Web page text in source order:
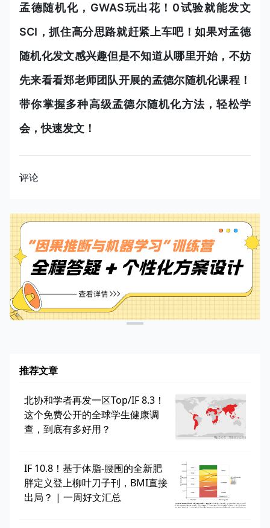
孟德随机化，GWAS玩出花！0试验就能发文
SCI，抓住高分思路就赶紧上车吧！如果对孟德
随机化发文感兴趣但是不知道从哪里开始，不妨
先来看看郑老师团队开展的孟德尔随机化课程！
带你掌握多种高级孟德尔随机化方法，轻松学
会，快速发文！
评论
推荐文章
北协和学者再发一区Top/IF 8.3！
这个免费公开的全球学生健康调
查，到底有多好用？
IF 10.8！基于体脂-腰围的全新肥
胖定义登上柳叶刀子刊，BMI直接
出局？ | 一周好文汇总